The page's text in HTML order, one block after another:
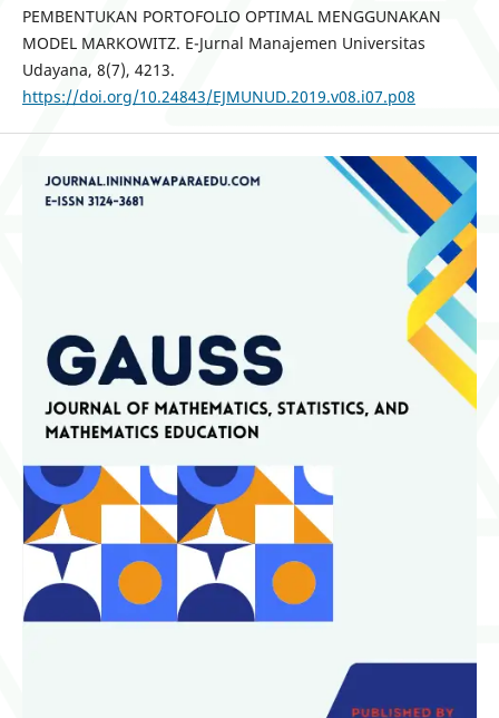
PEMBENTUKAN PORTOFOLIO OPTIMAL MENGGUNAKAN
MODEL MARKOWITZ. E-Jurnal Manajemen Universitas
Udayana, 8(7), 4213.
https://doi.org/10.24843/EJMUNUD.2019.v08.i07.p08